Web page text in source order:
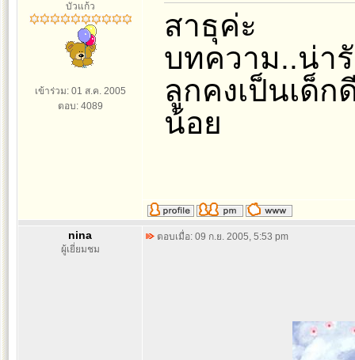
บัวแก้ว
เข้าร่วม: 01 ส.ค. 2005
ตอบ: 4089
สาธุค่ะ
บทความ..น่า
ลูกคงเป็นเด็ก
น้อย
nina
ผู้เยี่ยมชม
ตอบเมื่อ: 09 ก.ย. 2005, 5:53 pm